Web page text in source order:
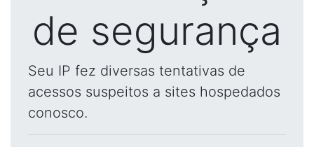
de segurança
Seu IP fez diversas tentativas de
acessos suspeitos a sites hospedados
conosco.